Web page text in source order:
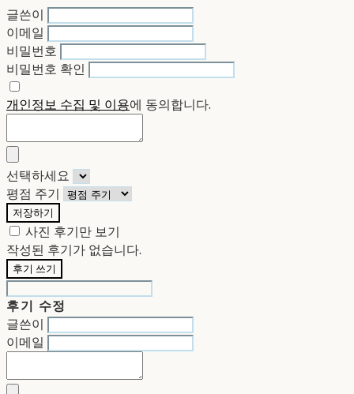
글쓴이
이메일
비밀번호
비밀번호 확인
개인정보 수집 및 이용에 동의합니다.
선택하세요
평점 주기
저장하기
사진 후기만 보기
작성된 후기가 없습니다.
후기 쓰기
후기 수정
글쓴이
이메일